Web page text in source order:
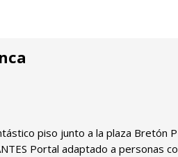
piso junto a la plaza Bretón P
Portal adaptado a personas co